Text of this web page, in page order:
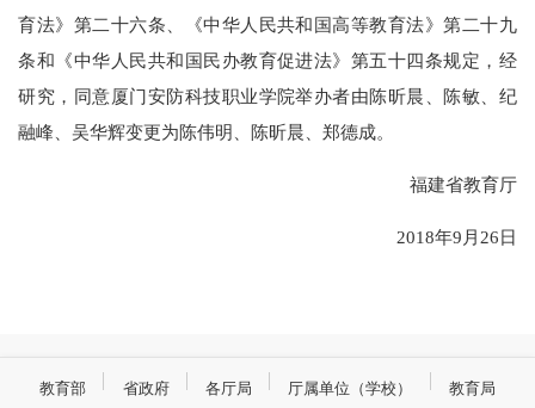
育法》第二十六条、《中华人民共和国高等教育法》第二十九
条和《中华人民共和国民办教育促进法》第五十四条规定，经
研究，同意厦门安防科技职业学院举办者由陈昕晨、陈敏、纪
融峰、吴华辉变更为陈伟明、陈昕晨、郑德成。
福建省教育厅
2018年9月26日
教育部 省政府 各厅局 厅属单位（学校） 教育局